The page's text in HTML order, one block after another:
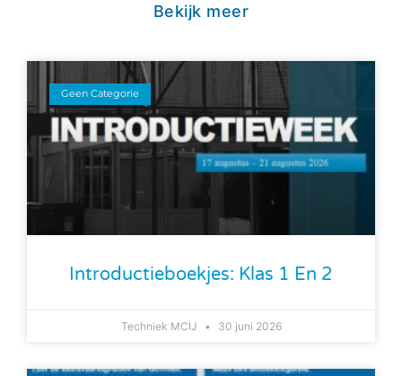
Bekijk meer
Geen Categorie
Introductieboekjes: Klas 1 En 2
Techniek MCIJ 30 juni 2026